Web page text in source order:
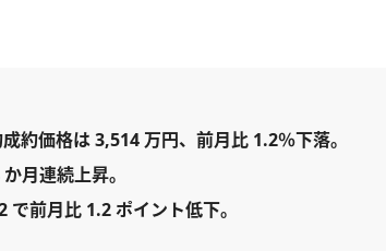
約価格は 3,514 万円、前月比 1.2％下落。
月連続上昇。
で前月比 1.2 ポイント低下。